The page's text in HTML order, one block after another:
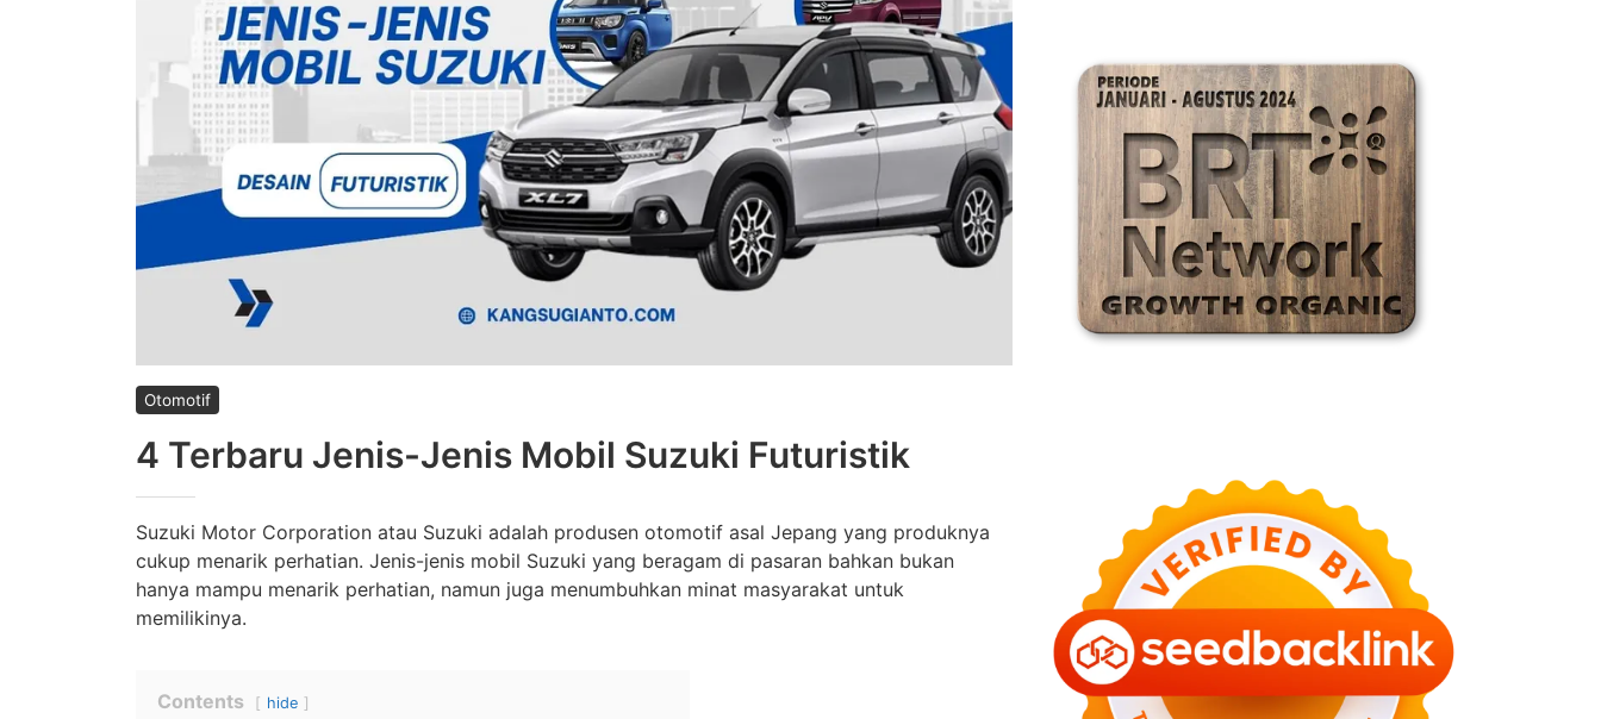
Otomotif
4 Terbaru Jenis-Jenis Mobil Suzuki Futuristik
Suzuki Motor Corporation atau Suzuki adalah produsen otomotif asal Jepang yang produknya
cukup menarik perhatian. Jenis-jenis mobil Suzuki yang beragam di pasaran bahkan bukan
hanya mampu menarik perhatian, namun juga menumbuhkan minat masyarakat untuk
memilikinya.
Contents hide